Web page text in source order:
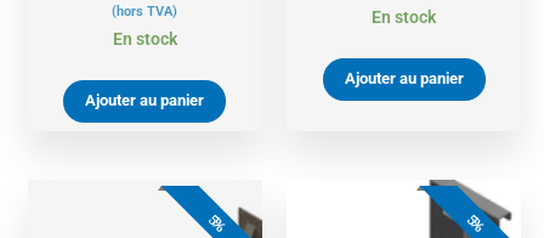
(hors TVA)
En stock
Ajouter au panier
En stock
Ajouter au panier
5% 5%